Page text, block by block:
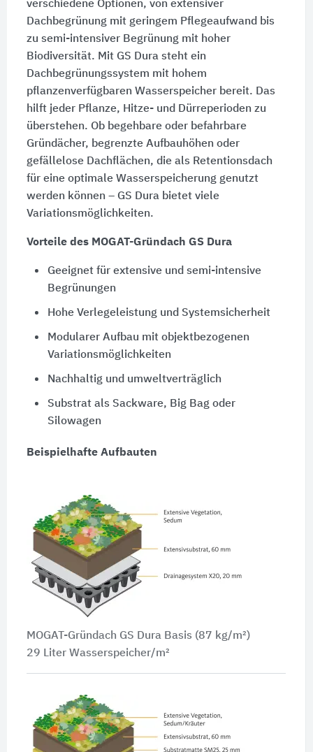
verschiedene Optionen, von extensiver
Dachbegrünung mit geringem Pflegeaufwand bis
zu semi-intensiver Begrünung mit hoher
Biodiversität. Mit GS Dura steht ein
Dachbegrünungssystem mit hohem
pflanzenverfügbaren Wasserspeicher bereit. Das
hilft jeder Pflanze, Hitze- und Dürreperioden zu
überstehen. Ob begehbare oder befahrbare
Gründächer, begrenzte Aufbauhöhen oder
gefällelose Dachflächen, die als ­Retentionsdach
für eine optimale Wasserspeicherung genutzt
werden können – GS Dura bietet viele
Variationsmöglichkeiten.
Vorteile des MOGAT-Gründach GS Dura
Geeignet für extensive und semi-intensive
Begrünungen
Hohe Verlegeleistung und Systemsicherheit
Modularer Aufbau mit objektbezogenen
Variationsmöglichkeiten
Nachhaltig und umweltverträglich
Substrat als Sackware, Big Bag oder
Silowagen
Beispielhafte Aufbauten
MOGAT-Gründach GS Dura Basis (87 kg/m²)
29 Liter Wasserspeicher/m²